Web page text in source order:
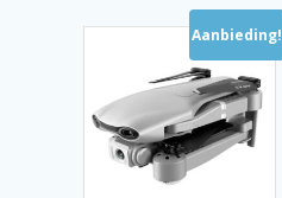
Aanbieding!